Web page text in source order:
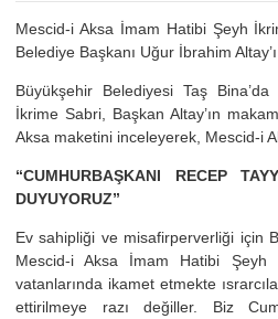
Mescid-i Aksa İmam Hatibi Şeyh
Belediye Başkanı Uğur İbrahim
Büyükşehir Belediyesi Taş
İkrime Sabri, Başkan Altay’ın
Aksa maketini inceleyerek, Mescid-i
“CUMHURBAŞKANI RECEP
DUYUYORUZ”
Ev sahipliği ve misafirperverliği için
Mescid-i Aksa İmam Hatibi Şeyh
vatanlarında ikamet etmekte
ettirilmeye razı değiller. Biz